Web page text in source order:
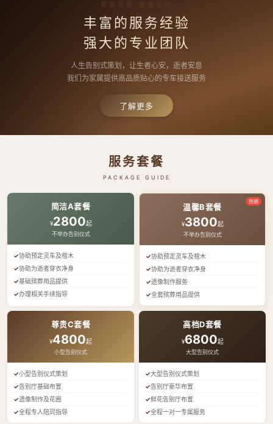
高端品质 按需定制
丰富的服务经验
强大的专业团队
人生告别式策划，让生者心安，逝者安息
我们为家属提供高品质贴心的专车接送服务
了解更多
服务套餐
PACKAGE GUIDE
简洁A套餐
¥2800起
不举办告别仪式
协助预定灵车及棺木
协助为逝者穿衣净身
基础殡葬用品提供
办理相关手续指导
热销
温馨B套餐
¥3800起
不举办告别仪式
协助预定灵车及棺木
协助为逝者穿衣净身
遗像制作服务
全套殡葬用品提供
尊贵C套餐
¥4800起
小型告别仪式
小型告别仪式策划
告别厅基础布置
遗像制作及花圈
全程专人陪同指导
高档D套餐
¥6800起
大型告别仪式
大型告别仪式策划
告别厅豪华布置
鲜花告别厅布置
全程一对一专属服务